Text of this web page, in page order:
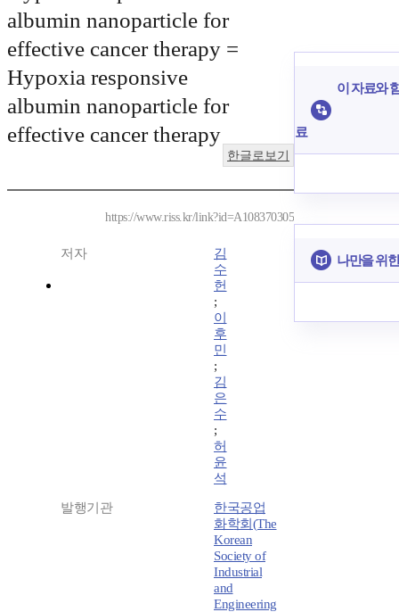
albumin nanoparticle for
effective cancer therapy =
Hypoxia responsive
albumin nanoparticle for
effective cancer therapy
한글로보기
https://www.riss.kr/link?id=A108370305
저자
김
수
헌
;
이
후
민
;
김
은
수
;
허
윤
석
발행기관
한국공업
화학회(The
Korean
Society of
Industrial
and
Engineering
이 자료와
료
나만을 위